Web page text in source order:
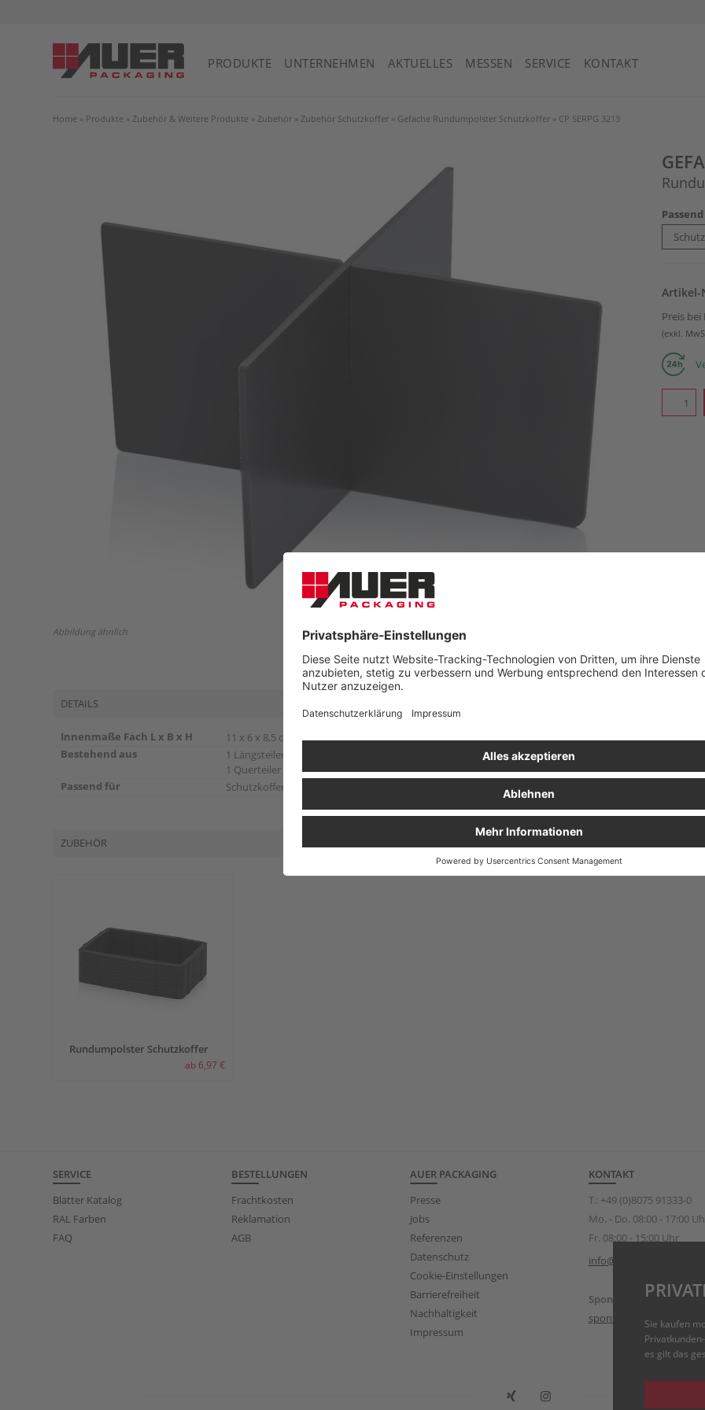
PRODUKTE UNTERNEHMEN AKTUELLES MESSEN SERVICE KONTAKT
Home » Produkte » Zubehör & Weitere Produkte » Zubehör » Zubehör Schutzkoffer » Gefache Rundumpolster Schutzkoffer » CP SERPG 3213
Abbildung ähnlich
Artikel-
Preis
(exkl.
DETAILS
Innenmaße Fach L x B x H
11 x 6 x 8,5 cm
Bestehend aus
1 Längsteiler
1 Querteiler
Passend für
Schutzkoffer CP 3213
schwarz
Forex
Gewicht
87 g
ZUBEHÖR
Rundumpolster Schutzkoffer
ab 6,97 €
SERVICE
Blätter Katalog
RAL Farben
FAQ
BESTELLUNGEN
Frachtkosten
Reklamation
AGB
AUER PACKAGING
Presse
Jobs
Referenzen
Datenschutz
Cookie-Einstellungen
Barrierefreiheit
Nachhaltigkeit
Impressum
KONTAKT
T.: +49 (0)8075 91333-0
Mo. - Do. 08:00 - 17:00
Fr. 08:00 - 15:00 Uhr
info@auer-packaging.de
Sponsoring Anfragen
sponsoring@auer-
Sie kaufen
es gilt das